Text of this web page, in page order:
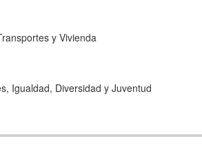
y Vivienda
Igualdad, Diversidad y Juventud